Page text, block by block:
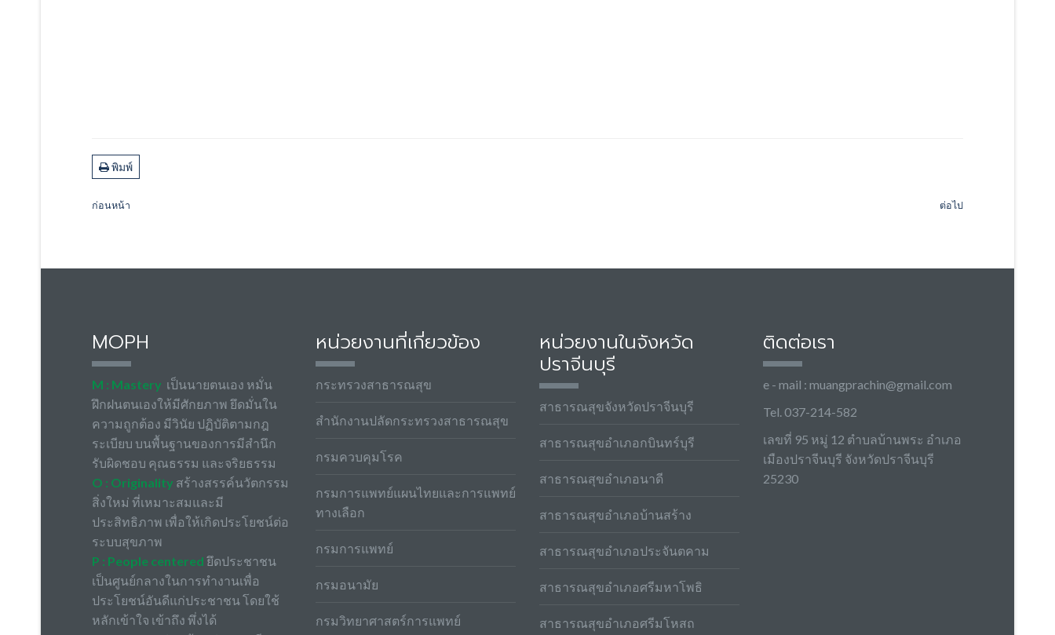
พิมพ์
ก่อนหน้า ต่อไป
MOPH
M : Mastery เป็นนายตนเอง หมั่น
ฝึกฝนตนเองให้มีศักยภาพ ยึดมั่นใน
ความถูกต้อง มีวินัย ปฏิบัติตามกฎ
ระเบียบ บนพื้นฐานของการมีสำนึก
รับผิดชอบ คุณธรรม และจริยธรรม
O : Originality สร้างสรรค์นวัตกรรม
สิ่งใหม่ ที่เหมาะสมและมี
ประสิทธิภาพ เพื่อให้เกิดประโยชน์ต่อ
ระบบสุขภาพ
P : People centered ยึดประชาชน
เป็นศูนย์กลางในการทำงานเพื่อ
ประโยชน์อันดีแก่ประชาชน โดยใช้
หลักเข้าใจ เข้าถึง พึ่งได้
หน่วยงานที่เกี่ยวข้อง
กระทรวงสาธารณสุข
สำนักงานปลัดกระทรวงสาธารณสุข
กรมควบคุมโรค
กรมการแพทย์แผนไทยและการแพทย์
ทางเลือก
กรมการแพทย์
กรมอนามัย
กรมวิทยาศาสตร์การแพทย์
หน่วยงานในจังหวัด
ปราจีนบุรี
สาธารณสุขจังหวัดปราจีนบุรี
สาธารณสุขอำเภอกบินทร์บุรี
สาธารณสุขอำเภอนาดี
สาธารณสุขอำเภอบ้านสร้าง
สาธารณสุขอำเภอประจันตคาม
สาธารณสุขอำเภอศรีมหาโพธิ
สาธารณสุขอำเภอศรีมโหสถ
ติดต่อเรา
e - mail : muangprachin@gmail.com
Tel. 037-214-582
เลขที่ 95 หมู่ 12 ตำบลบ้านพระ อำเภอ
เมืองปราจีนบุรี จังหวัดปราจีนบุรี
25230